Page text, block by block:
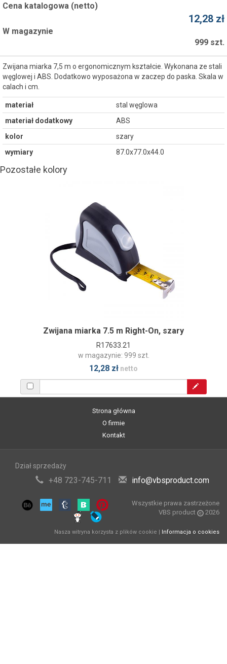
Cena katalogowa (netto)
12,28 zł
W magazynie
999 szt.
Zwijana miarka 7,5 m o ergonomicznym kształcie. Wykonana ze stali
węglowej i ABS. Dodatkowo wyposażona w zaczep do paska. Skala w
calach i cm.
materiał
stal węglowa
materiał dodatkowy
ABS
kolor
szary
wymiary
87.0x77.0x44.0
Pozostałe kolory
Zwijana miarka 7.5 m Right-On, szary
R17633.21
w magazynie: 999 szt.
12,28 zł netto
Strona główna
O firmie
Kontakt
Dział sprzedaży
+48 723-745-711 info@vbsproduct.com
Wszystkie prawa zastrzeżone
VBS product
2026
Nasza witryna korzysta z plików cookie | Informacja o cookies